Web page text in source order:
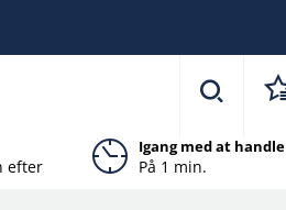
efter
Igang med at handle
På 1 min.